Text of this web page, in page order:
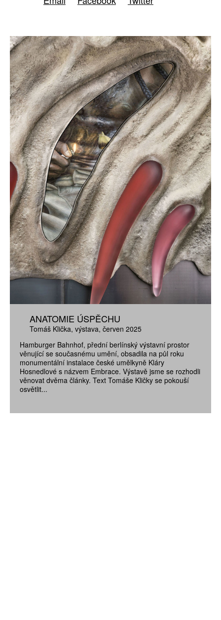
ANATOMIE ÚSPĚCHU
Tomáš Klička výstava červen 2025
Hamburger Bahnhof, přední berlínský výstavní prostor
věnující se současnému umění, obsadila na půl roku
monumentální instalace české umělkyně Kláry
Hosnedlové s názvem Embrace. Výstavě jsme se rozhodli
věnovat dvěma články. Text Tomáše Kličky se pokouší
osvětlit...